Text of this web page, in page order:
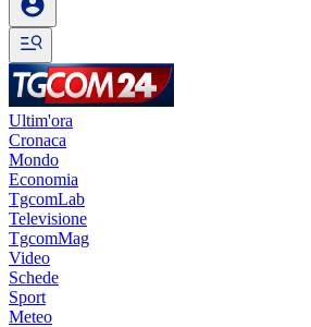
Ultim'ora
Cronaca
Mondo
Economia
TgcomLab
Televisione
TgcomMag
Video
Schede
Sport
Meteo